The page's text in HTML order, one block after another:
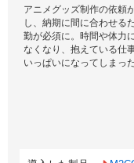
アニメグッズ制作の依頼
し、納期に間に合わせる
勤が必須に。時間や体力
なくなり、抱えている仕
いっぱいになってしまった